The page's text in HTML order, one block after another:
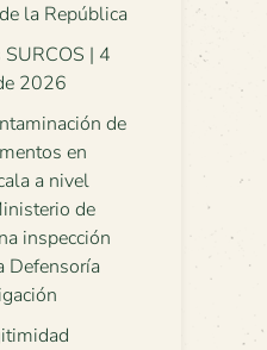
la República
SURCOS | 4
2026
de
en
a nivel
de
inspección
Defensoría